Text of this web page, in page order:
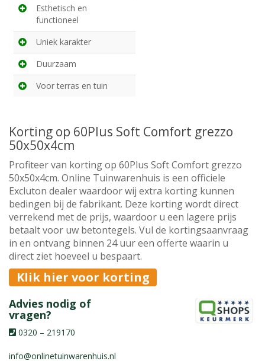
Esthetisch en
functioneel
Uniek karakter
Duurzaam
Voor terras en tuin
Korting op 60Plus Soft Comfort grezzo
50x50x4cm
Profiteer van korting op 60Plus Soft Comfort grezzo
50x50x4cm. Online Tuinwarenhuis is een officiele
Excluton dealer waardoor wij extra korting kunnen
bedingen bij de fabrikant. Deze korting wordt direct
verrekend met de prijs, waardoor u een lagere prijs
betaalt voor uw betontegels. Vul de kortingsaanvraag
in en ontvang binnen 24 uur een offerte waarin u
direct ziet hoeveel u bespaart.
Klik hier voor korting
Advies nodig of
vragen?
0320 – 219170
info@onlinetuinwarenhuis.nl